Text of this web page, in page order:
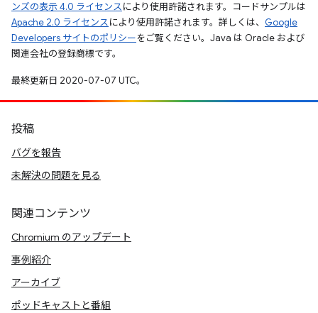
ンズの表示 4.0 ライセンスにより使用許諾されます。コードサンプルは
Apache 2.0 ライセンスにより使用許諾されます。詳しくは、 Google
Developers サイトのポリシーをご覧ください。Java は Oracle および
関連会社の登録商標です。
最終更新日 2020-07-07 UTC。
投稿
バグを報告
未解決の問題を見る
関連コンテンツ
Chromium のアップデート
事例紹介
アーカイブ
ポッドキャストと番組